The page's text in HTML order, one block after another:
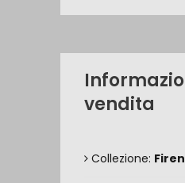
vendita
Collezione: